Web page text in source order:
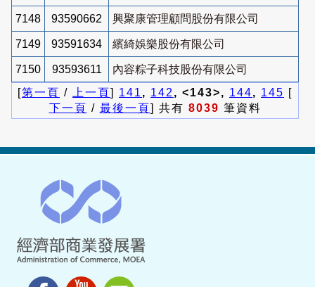
7148 93590662 興聚康管理顧問股份有限公司
7149 93591634 繽綺娛樂股份有限公司
7150 93593611
內容粽子科技股份有限公司
[第一頁 / 上一頁] 141 , 142 , <143>, 144, 145 [
下一頁 / 最後一頁] 共有 8039 筆資料